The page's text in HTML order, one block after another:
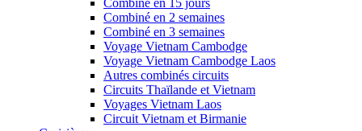
Combiné en 15 jours
Combiné en 2 semaines
Combiné en 3 semaines
Voyage Vietnam Cambodge
Voyage Vietnam Cambodge Laos
Autres combinés circuits
Circuits Thaïlande et Vietnam
Voyages Vietnam Laos
Circuit Vietnam et Birmanie